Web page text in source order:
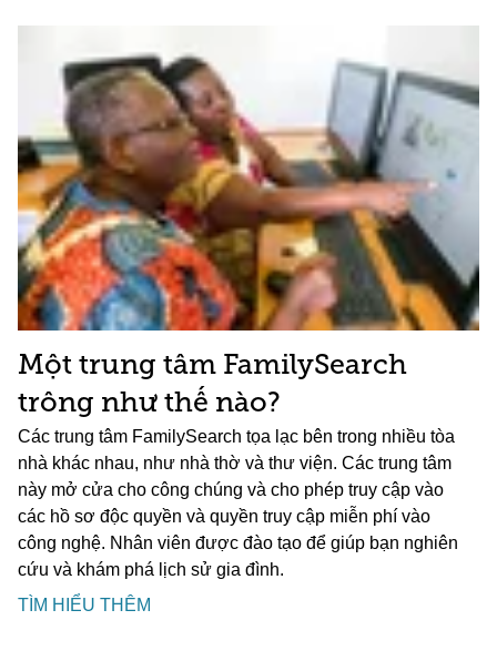
Một trung tâm FamilySearch
trông như thế nào?
Các trung tâm FamilySearch tọa lạc bên trong nhiều tòa
nhà khác nhau, như nhà thờ và thư viện. Các trung tâm
này mở cửa cho công chúng và cho phép truy cập vào
các hồ sơ độc quyền và quyền truy cập miễn phí vào
công nghệ. Nhân viên được đào tạo để giúp bạn nghiên
cứu và khám phá lịch sử gia đình.
TÌM HIỂU THÊM